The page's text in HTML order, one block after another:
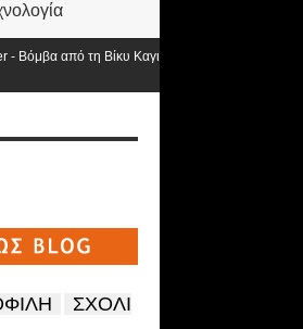
από τη Βίκυ Καγιά ανατρέπει τα πάντα: Στον
ΣΧΟΛΙ